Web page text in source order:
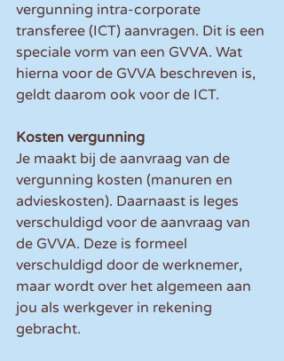
vergunning intra-corporate
transferee (ICT) aanvragen. Dit is een
speciale vorm van een GVVA. Wat
hierna voor de GVVA beschreven is,
geldt daarom ook voor de ICT.
Kosten vergunning
Je maakt bij de aanvraag van de
vergunning kosten (manuren en
advieskosten). Daarnaast is leges
verschuldigd voor de aanvraag van
de GVVA. Deze is formeel
verschuldigd door de werknemer,
maar wordt over het algemeen aan
jou als werkgever in rekening
gebracht.